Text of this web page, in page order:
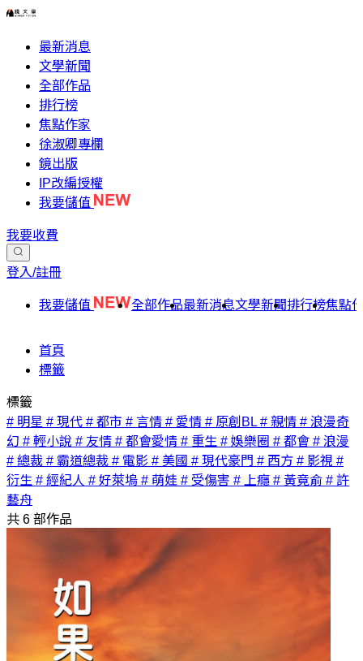
最新消息
文學新聞
全部作品
排行榜
焦點作家
徐淑卿專欄
鏡出版
IP改編授權
我要儲值
我要收費
登入/註冊
我要儲值 全部作品最新消息文學新聞排行榜焦點
首頁
標籤
標籤
# 明星 # 現代 # 都市 # 言情 # 愛情 # 原創BL # 親情 # 浪漫奇
幻 # 輕小說 # 友情 # 都會愛情 # 重生 # 娛樂圈 # 都會 # 浪漫
# 總裁 # 霸道總裁 # 電影 # 美國 # 現代豪門 # 西方 # 影視 #
衍生 # 經紀人 # 好萊塢 # 萌娃 # 受傷害 # 上癮 # 黃竟俞 # 許
藝舟
共 6 部作品